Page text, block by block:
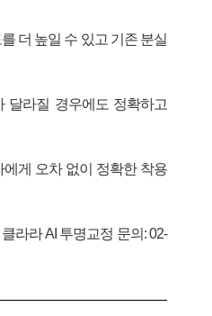
더 높일 수 있고 기존 분실
달라질 경우에도 정확하고
게 오차 없이 정확한 착용
라라 AI 투명교정 문의: 02-